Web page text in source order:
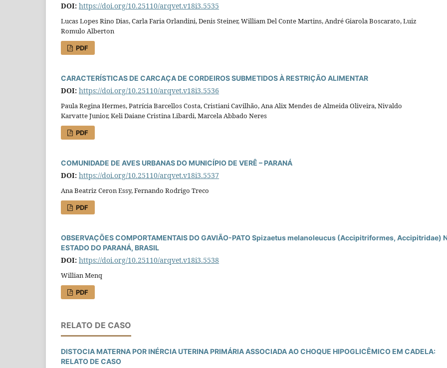
DOI: https://doi.org/10.25110/arqvet.v18i3.5535
Lucas Lopes Rino Dias, Carla Faria Orlandini, Denis Steiner, William Del Conte Martins, André Giarola Boscarato, Luiz
Romulo Alberton
PDF
CARACTERÍSTICAS DE CARCAÇA DE CORDEIROS SUBMETIDOS À RESTRIÇÃO ALIMENTAR
DOI: https://doi.org/10.25110/arqvet.v18i3.5536
Paula Regina Hermes, Patrícia Barcellos Costa, Cristiani Cavilhão, Ana Alix Mendes de Almeida Oliveira, Nivaldo
Karvatte Junior, Keli Daiane Cristina Libardi, Marcela Abbado Neres
PDF
COMUNIDADE DE AVES URBANAS DO MUNICÍPIO DE VERÊ – PARANÁ
DOI: https://doi.org/10.25110/arqvet.v18i3.5537
Ana Beatriz Ceron Essy, Fernando Rodrigo Treco
PDF
OBSERVAÇÕES COMPORTAMENTAIS DO GAVIÃO-PATO Spizaetus melanoleucus (Accipitriformes, Accipitridae)
ESTADO DO PARANÁ, BRASIL
DOI: https://doi.org/10.25110/arqvet.v18i3.5538
Willian Menq
PDF
RELATO DE CASO
DISTOCIA MATERNA POR INÉRCIA UTERINA PRIMÁRIA ASSOCIADA AO CHOQUE HIPOGLICÊMICO EM CADELA:
RELATO DE CASO